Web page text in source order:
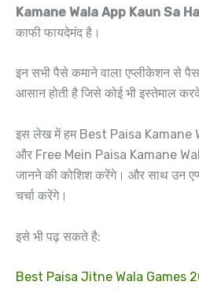
Kamane Wala App Kaun Sa
काफी फायदेमंद है।
इन सभी पैसे कमाने वाला एप्लीकेशन से
आसान होती है जिसे कोई भी इस्तेमाल
इस लेख में हम Best Paisa Kamane
और Free Mein Paisa Kamane
जानने की कोशिश करेंगे। और साथ उन
चर्चा करेंगे।
इसे भी पढ़ सकते है:
Best Paisa Jitne Wala Games